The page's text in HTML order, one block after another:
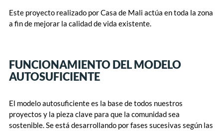
Este proyecto realizado por Casa de Mali actúa en toda la zona
a fin de mejorar la calidad de vida existente.
FUNCIONAMIENTO DEL MODELO
AUTOSUFICIENTE
El modelo autosuficiente es la base de todos nuestros
proyectos y la pieza clave para que la comunidad sea
sostenible. Se está desarrollando por fases sucesivas según las